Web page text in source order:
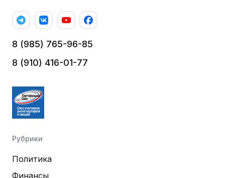
8 (985) 765-96-85
8 (910) 416-01-77
Рубрики
Политика
Финансы